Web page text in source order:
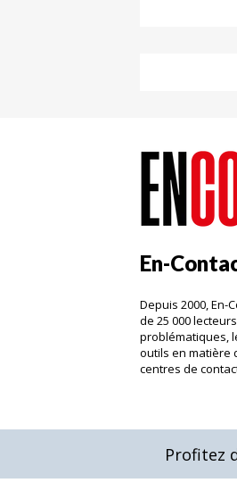
En-
Depuis 2000,
de 25 000
problématiques,
outils en matière
centres de
Profitez